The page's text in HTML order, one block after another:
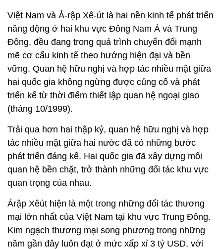
Việt Nam và Ả-rập Xê-út là hai nền kinh tế phát triển
năng động ở hai khu vực Đông Nam Á và Trung
Đông, đều đang trong quá trình chuyển đổi mạnh
mẽ cơ cấu kinh tế theo hướng hiện đại và bền
vững. Quan hệ hữu nghị và hợp tác nhiều mặt giữa
hai quốc gia không ngừng được củng cố và phát
triển kể từ thời điểm thiết lập quan hệ ngoại giao
(tháng 10/1999).
Trải qua hơn hai thập kỷ, quan hệ hữu nghị và hợp
tác nhiều mặt giữa hai nước đã có những bước
phát triển đáng kể. Hai quốc gia đã xây dựng mối
quan hệ bền chặt, trở thành những đối tác khu vực
quan trọng của nhau.
Ảrập Xêút hiện là một trong những đối tác thương
mại lớn nhất của Việt Nam tại khu vực Trung Đông.
Kim ngạch thương mại song phương trong những
năm gần đây luôn đạt ở mức xấp xỉ 3 tỷ USD, với